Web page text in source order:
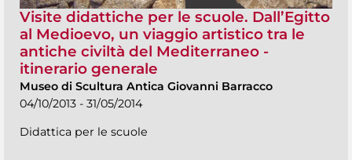
Visite didattiche per le scuole. Dall’Egitto
al Medioevo, un viaggio artistico tra le
antiche civiltà del Mediterraneo -
itinerario generale
Museo di Scultura Antica Giovanni Barracco
04/10/2013 - 31/05/2014
Didattica per le scuole